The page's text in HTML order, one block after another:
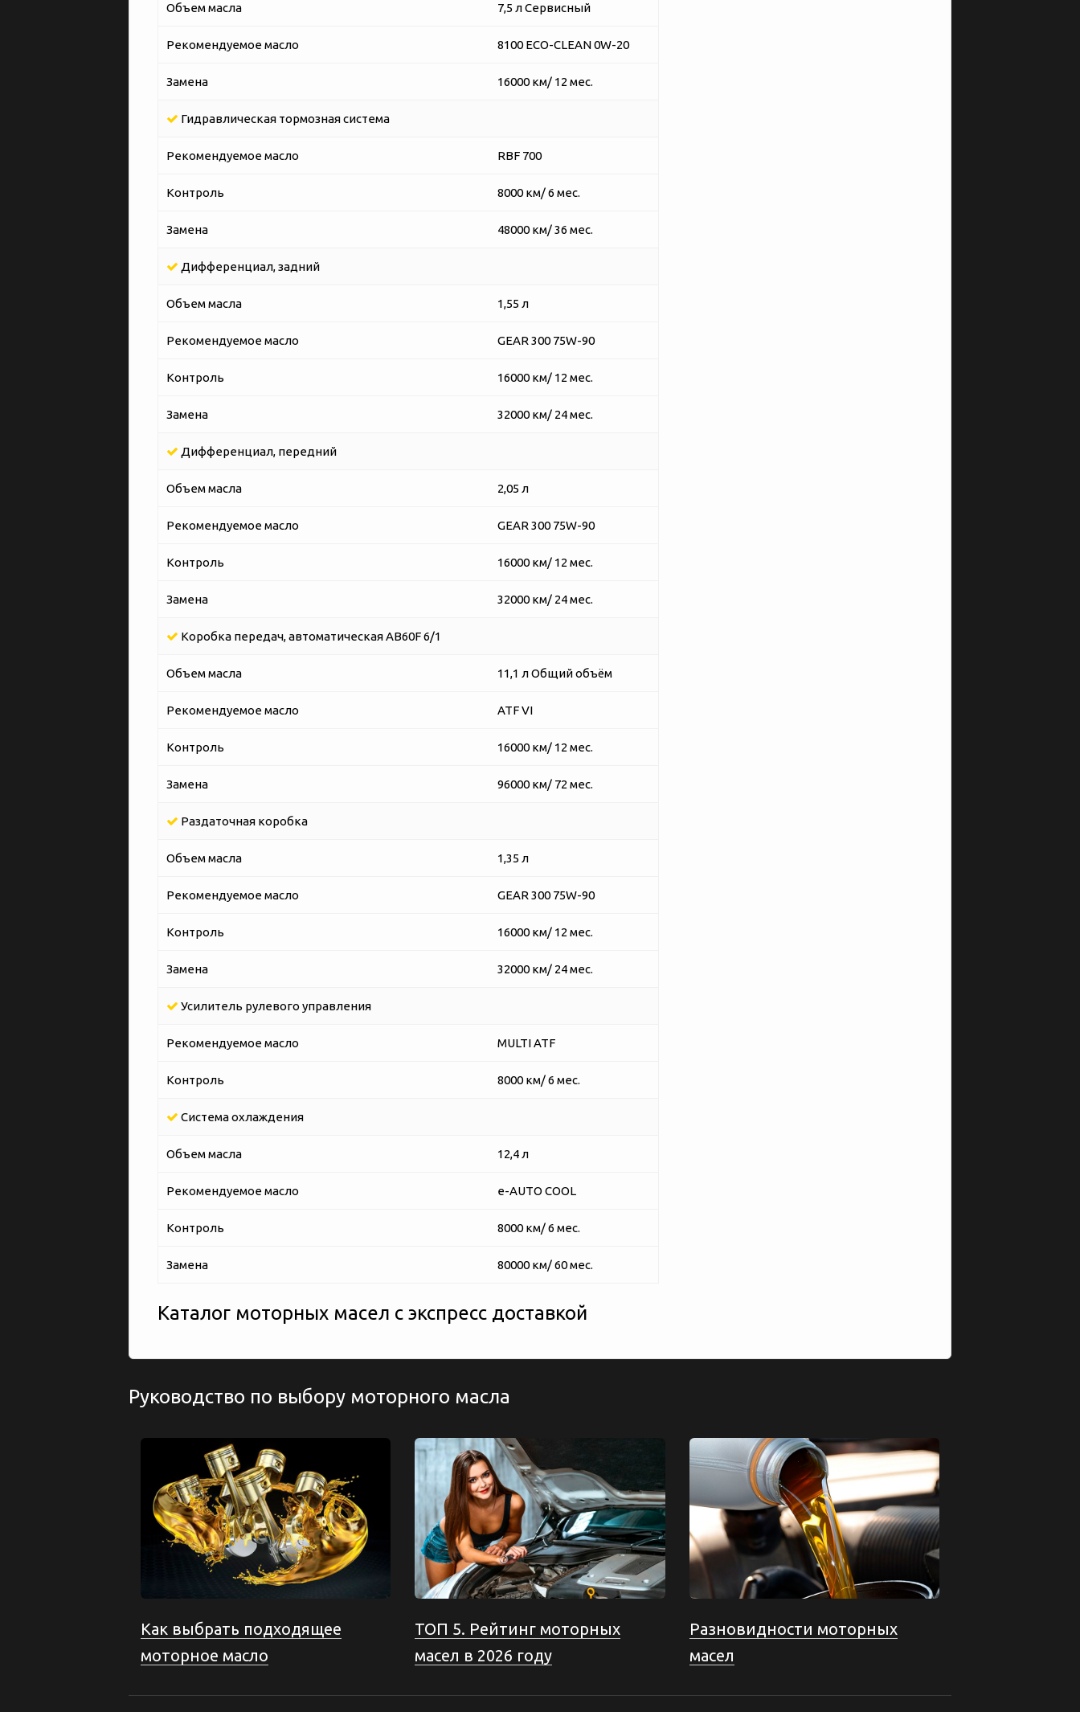
Объем масла 7,5 л Сервисный
Рекомендуемое масло 8100 ECO-CLEAN 0W-20
Замена 16000 км/ 12 мес.
Гидравлическая тормозная система
Рекомендуемое масло RBF 700
Контроль 8000 км/ 6 мес.
Замена 48000 км/ 36 мес.
Дифференциал, задний
Объем масла 1,55 л
Рекомендуемое масло GEAR 300 75W-90
Контроль 16000 км/ 12 мес.
Замена 32000 км/ 24 мес.
Дифференциал, передний
Объем масла 2,05 л
Рекомендуемое масло GEAR 300 75W-90
Контроль 16000 км/ 12 мес.
Замена 32000 км/ 24 мес.
Коробка передач, автоматическая AB60F 6/1
Объем масла 11,1 л Общий объём
Рекомендуемое масло ATF VI
Контроль 16000 км/ 12 мес.
Замена 96000 км/ 72 мес.
Раздаточная коробка
Объем масла 1,35 л
Рекомендуемое масло GEAR 300 75W-90
Контроль 16000 км/ 12 мес.
Замена 32000 км/ 24 мес.
Усилитель рулевого управления
Рекомендуемое масло MULTI ATF
Контроль 8000 км/ 6 мес.
Система охлаждения
Объем масла 12,4 л
Рекомендуемое масло e-AUTO COOL
Контроль 8000 км/ 6 мес.
Замена 80000 км/ 60 мес.
Каталог моторных масел с экспресс доставкой
Руководство по выбору моторного масла
Как выбрать подходящее
моторное масло
ТОП 5. Рейтинг моторных
масел в 2026 году
Разновидности моторных
масел